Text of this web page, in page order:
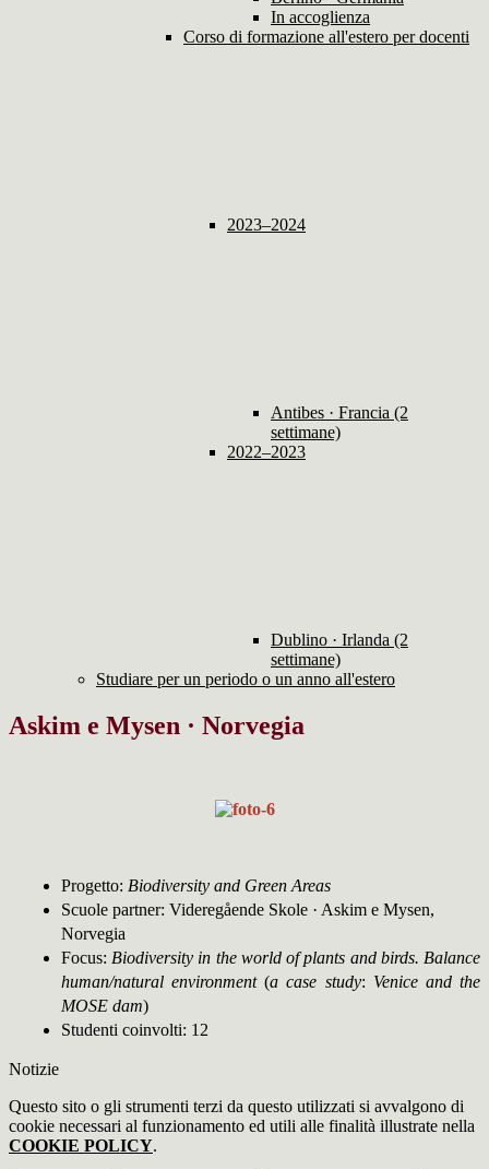
In accoglienza
Corso di formazione all'estero per docenti
2023–2024
Antibes · Francia (2
settimane)
2022–2023
Dublino · Irlanda (2
settimane)
Studiare per un periodo o un anno all'estero
Askim e Mysen · Norvegia
Progetto: Biodiversity and Green Areas
Scuole partner: Videregående Skole · Askim e Mysen,
Norvegia
Focus: Biodiversity in the world of plants and birds. Balance
human/natural environment(a case study: Venice and the
MOSE dam)
Studenti coinvolti: 12
Notizie
Questo sito o gli strumenti terzi da questo utilizzati si avvalgono di
cookie necessari al funzionamento ed utili alle finalità illustrate nella
COOKIE POLICY.